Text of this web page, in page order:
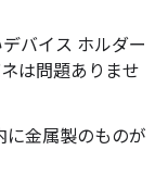
バイス ホルダー
は問題ありませ
に金属製のものが